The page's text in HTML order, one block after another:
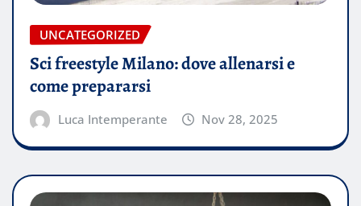
UNCATEGORIZED
Sci freestyle Milano: dove allenarsi e
come prepararsi
Luca Intemperante Nov 28, 2025